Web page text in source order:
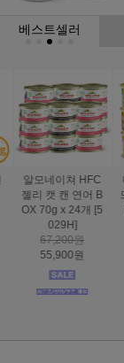
베스트셀러
하겐 캣잇 센시스
2.0 슈퍼 서킷
30,000원
19,900원